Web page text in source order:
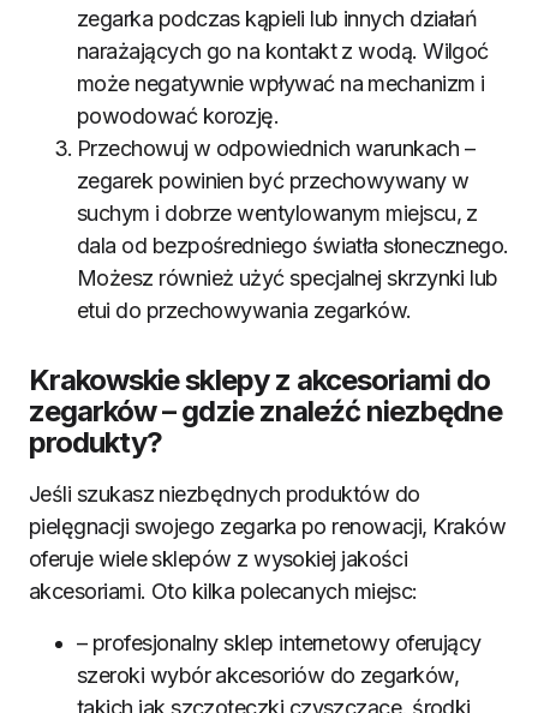
zegarka podczas kąpieli lub innych działań
narażających go na kontakt z wodą. Wilgoć
może negatywnie wpływać na mechanizm i
powodować korozję.
Przechowuj w odpowiednich warunkach –
zegarek powinien być przechowywany w
suchym i dobrze wentylowanym miejscu, z
dala od bezpośredniego światła słonecznego.
Możesz również użyć specjalnej skrzynki lub
etui do przechowywania zegarków.
Krakowskie sklepy z akcesoriami do
zegarków – gdzie znaleźć niezbędne
produkty?
Jeśli szukasz niezbędnych produktów do
pielęgnacji swojego zegarka po renowacji, Kraków
oferuje wiele sklepów z wysokiej jakości
akcesoriami. Oto kilka polecanych miejsc:
– profesjonalny sklep internetowy oferujący
szeroki wybór akcesoriów do zegarków,
takich jak szczoteczki czyszczące, środki